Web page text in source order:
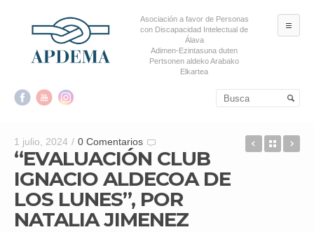
Asociación a favor de Personas
con Discapacidad Intelectual de
Álava
Adimen-Ezintasuna duten
Pertsonen aldeko Arabako
Elkartea
secundario
1 julio, 2024 / 0 Comentarios
“EVALUACIÓN CLUB
IGNACIO ALDECOA DE
LOS LUNES”, POR
NATALIA JIMENEZ
ECOSBack